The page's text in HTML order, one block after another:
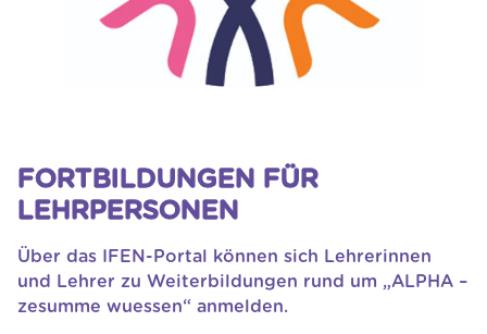
FORTBILDUNGEN FÜR
LEHRPERSONEN
Über das IFEN-Portal können sich Lehrerinnen
und Lehrer zu Weiterbildungen rund um „ALPHA –
zesumme wuessen“ anmelden.